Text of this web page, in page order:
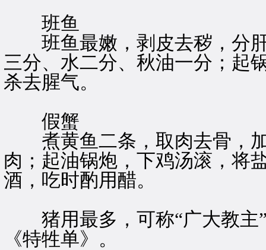
班鱼
班鱼最嫩，剥皮去秽，分肝
三分、水二分、秋油一分；起
杀去腥气。
假蟹
煮黄鱼二条，取肉去骨，加
肉；起油锅炮，下鸡汤滚，将
酒，吃时酌用醋。
猪用最多，可称“广大教主”
《特牲单》。